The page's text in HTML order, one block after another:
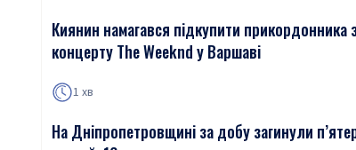
Киянин намагався підкупити прикордонника
концерту The Weeknd у Варшаві
1 хв
На Дніпропетровщині за добу загинули